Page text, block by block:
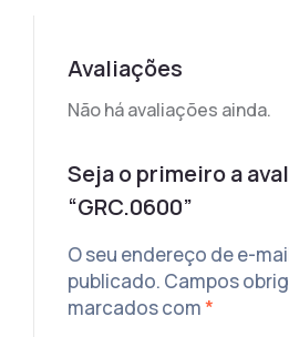
Avaliações
Não há avaliações ainda.
Seja o primeiro a
“GRC.0600”
O seu endereço de e-
publicado. Campos
marcados com*